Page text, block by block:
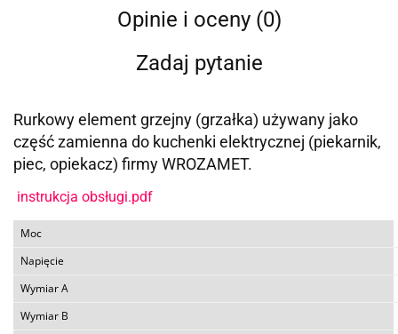
Opinie i oceny (0)
Zadaj pytanie
Rurkowy element grzejny (grzałka) używany jako
część zamienna do kuchenki elektrycznej (piekarnik,
piec, opiekacz) firmy WROZAMET.
instrukcja obsługi.pdf
Moc
Napięcie
Wymiar A
Wymiar B